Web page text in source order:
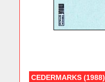
CEDERMARKS (1988)